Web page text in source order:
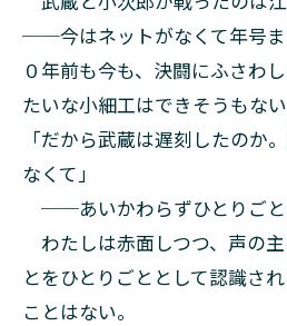
──今はネットがなくて年号
０年前も今も、決闘にふさわ
たいな小細工はできそうもない
「だから武蔵は遅刻したのか
なくて」
──あいかわらずひとりごと
わたしは赤面しつつ、声の
とをひとりごととして認識さ
ことはない。